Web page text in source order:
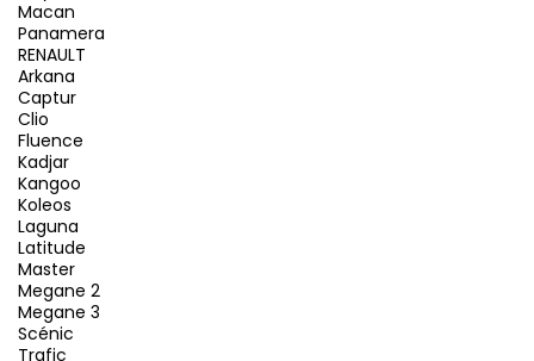
Macan
Panamera
RENAULT
Arkana
Captur
Clio
Fluence
Kadjar
Kangoo
Koleos
Laguna
Latitude
Master
Megane 2
Megane 3
Scénic
Trafic